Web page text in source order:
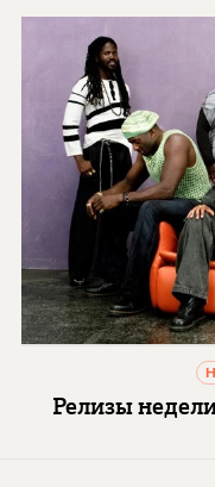
Релизы